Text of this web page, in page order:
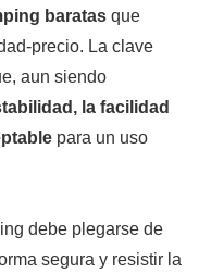
baratas que
precio. La clave
aun siendo
la facilidad
para un uso
debe plegarse de
segura y resistir la